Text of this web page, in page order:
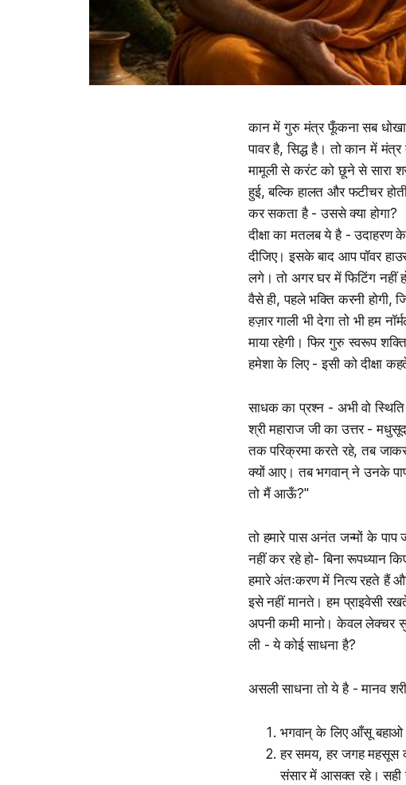
कान में गुरु मंत्र फूँकना सब
पावर है, सिद्ध है। तो कान में मंत्र
मामूली से करंट को छूने से सारा
हुई, बल्कि हालत और फटीचर
कर सकता है - उससे क्या होगा?
दीक्षा का मतलब ये है - उदाहरण
दीजिए। इसके बाद आप पॉवर
लगे। तो अगर घर में फिटिंग नहीं
वैसे ही, पहले भक्ति करनी
हज़ार गाली भी देगा तो भी हम
माया रहेगी। फिर गुरु स्वरूप
हमेशा के लिए - इसी को दीक्षा
साधक का प्रश्न - अभी वो स्थिति
श्री महाराज जी का उत्तर -
तक परिक्रमा करते रहे, तब
क्यों आए। तब भगवान् ने उनके
तो मैं आऊँ?"
तो हमारे पास अनंत जन्मों के
नहीं कर रहे हो- बिना रूपध्यान
हमारे अंतःकरण में नित्य रहते हैं
इसे नहीं मानते। हम प्राइवेसी
अपनी कमी मानो। केवल लेक्चर
ली - ये कोई साधना है?
असली साधना तो ये है - मानव
भगवान् के लिए आँसू
हर समय, हर जगह महसूस
संसार में आसक्त रहे। सही